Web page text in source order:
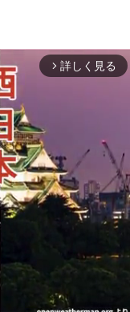
arrow_forward_ios 詳しく見る